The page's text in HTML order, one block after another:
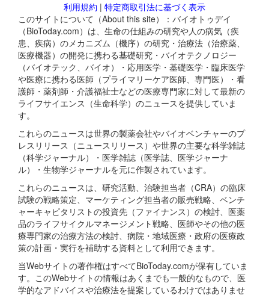
利用規約 | 特定商取引法に基づく表示
このサイトについて（About this site）：バイオトゥデイ
（BioToday.com）は、生命の仕組みの研究や人の病気（疾
患、疾病）のメカニズム（機序）の研究・治療法（治療薬、
医療機器）の開発に携わる基礎研究・バイオテクノロジー
（バイオテック、バイオ）・応用医学・基礎医学・臨床医学
や医療に携わる医師（プライマリーケア医師、専門医）・看
護師・薬剤師・介護福祉士などの医療専門家に対して最新の
ライフサイエンス（生命科学）のニュースを提供していま
す。
これらのニュースは世界の製薬会社やバイオベンチャーのプ
レスリリース（ニュースリリース）や世界の主要な科学雑誌
（科学ジャーナル）・医学雑誌（医学誌、医学ジャーナ
ル）・生物学ジャーナルを元に作製されています。
これらのニュースは、研究活動、治験担当者（CRA）の臨床
試験の戦略策定、マーケティング担当者の販売戦略、ベンチ
ャーキャピタリストの投資先（ファイナンス）の検討、医薬
品のライフサイクルマネージメント戦略、医師やその他の医
療専門家の治療方法の検討、病院・地域医療・政府の医療政
策の計画・実行を補助する資料として利用できます。
当Webサイトの著作権はすべてBioToday.comが保有していま
す。このWebサイトの情報はあくまでも一般的なもので、医
学的なアドバイスや治療法を提案しているわけではありませ